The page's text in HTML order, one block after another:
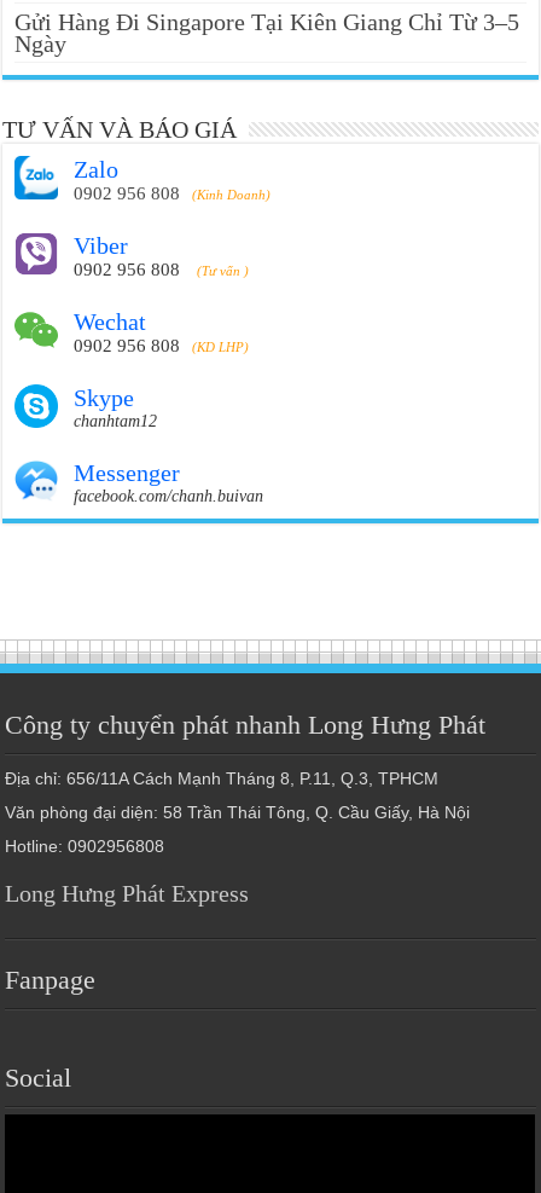
Gửi Hàng Đi Singapore Tại Kiên Giang Chỉ Từ 3–5
Ngày
TƯ VẤN VÀ BÁO GIÁ
Zalo
0902 956 808 (Kinh Doanh)
Viber
0902 956 808 (Tư vấn )
Wechat
0902 956 808 (KD LHP)
Skype
chanhtam12
Messenger
facebook.com/chanh.buivan
Công ty chuyển phát nhanh Long Hưng Phát
Địa chỉ: 656/11A Cách Mạnh Tháng 8, P.11, Q.3, TPHCM
Văn phòng đại diện: 58 Trần Thái Tông, Q. Cầu Giấy, Hà Nội
Hotline: 0902956808
Long Hưng Phát Express
Fanpage
Social